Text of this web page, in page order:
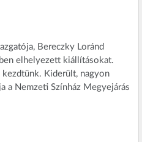
Bereczky Loránd
elhelyezett kiállításokat.
Kiderült, nagyon
a Nemzeti Színház Megyejárás